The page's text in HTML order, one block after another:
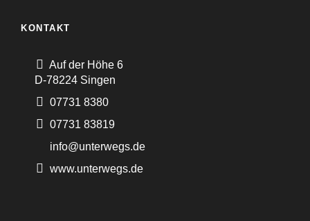
KONTAKT
Auf der Höhe 6
D-78224 Singen
07731 8380
07731 83819
info@unterwegs.de
www.unterwegs.de